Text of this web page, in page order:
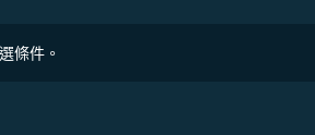
條件。